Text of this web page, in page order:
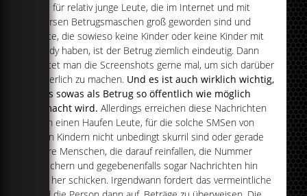
Klar, für relativ junge Leute, die im Internet und mit
diversen Betrugsmaschen groß geworden sind und
Leute, die sowieso keine Kinder oder keine Kinder mit
Handy haben, ist der Betrug ziemlich eindeutig. Dann
postet man die Screenshots gerne mal, um sich darüber
lächerlich zu machen. Und es ist auch wirklich wichtig,
dass sowas als Betrug so öffentlich wie möglich
gemacht wird. Allerdings erreichen diese Nachrichten
auch einen Haufen Leute, für die solche SMSen von
ihren Kindern nicht unbedingt skurril sind oder gerade
ältere Menschen, die darauf reinfallen, die Nummer
speichern und gegebenenfalls sogar Nachrichten hin
und her schicken. Irgendwann fordert das vermeintliche